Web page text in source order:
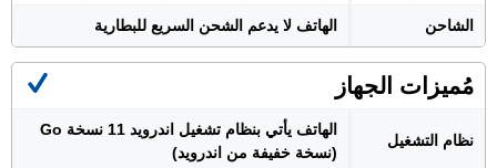
الشاحن الهاتف لا يدعم الشحن السريع للبطارية
مُميزات الجهاز
نظام التشغيل
الهاتف يأتي بنظام تشغيل اندرويد 11 نسخة Go
(نسخة خفيفة من اندرويد)